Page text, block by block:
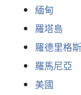
緬甸
羅塔島
羅德里格
羅馬尼亞
美國